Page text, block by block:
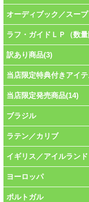
オーディブック／スー
ラフ・ガイドＬＰ（数
訳あり商品(3)
当店限定特典付きアイ
当店限定発売商品(14)
ブラジル
ラテン／カリブ
イギリス／アイルランド
ヨーロッパ
ポルトガル